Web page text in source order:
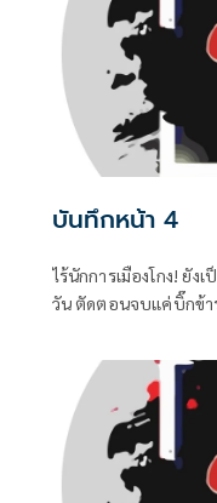
บันทึกหน้า 4
ไร้นักการเมืองโกง! ยั
วัน ตัดตอนจบแค่บิ๊กข้า
กฎหมาย การยุติธรร